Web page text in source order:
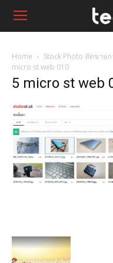
Home Stock Photo หัดขาย
micro st web 010
5 micro st web